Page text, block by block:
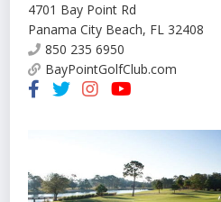
4701 Bay Point Rd
Panama City Beach, FL 32408
850 235 6950
BayPointGolfClub.com